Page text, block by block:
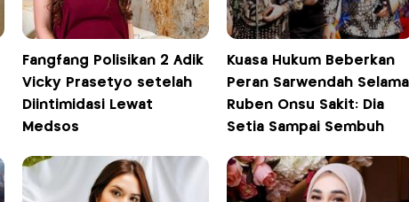
Fangfang Polisikan 2 Adik
Vicky Prasetyo setelah
Diintimidasi Lewat
Medsos
Kuasa Hukum Beberkan
Peran Sarwendah Selama
Ruben Onsu Sakit: Dia
Setia Sampai Sembuh